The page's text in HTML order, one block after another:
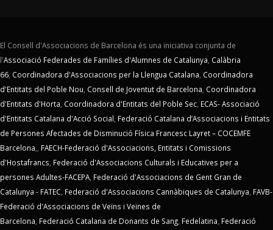
El Consell d'Associacions de Barcelona és una iniciativa conjunta de
l'Associació Federades de Famílies d'Alumnes de Catalunya Calàbria
66 Coordinadora d'Associacions per la Llengua Catalana Coordinadora
d'Entitats del Poble Nou Consell de Joventut de Barcelona Coordinadora
d'Entitats d'Horta Coordinadora d'Entitats del Poble Sec ECAS- Associació
d'Entitats Catalana d'Acció Social Federació Catalana d’Associacions i Entitats
de Persones Afectades de Disminució Física Francesc Layret – COCEMFE
Barcelona
FAECH-Federació d'Associacions, Entitats i Comissions
d'Hostafrancs Federació d'Associacions Culturals i Educatives per a
persones Adultes-FACEPA Federació d'Associacions de Gent Gran de
Catalunya - FATEC Federació d'Associacions Cannàbiques de Catalunya FAVB-
Federació d'Associacions de Veïns i Veïnes de
Barcelona Federació Catalana de Donants de Sang Fedelatina Federació